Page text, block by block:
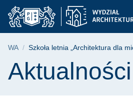
Przejdź
do
menu
Przejdź
do
wyszukiwarki
Przejdź
do
treści
Szkoła
Ścieżka
WA Szkoła letnia „Architektura dla
Treść strony
Aktualności